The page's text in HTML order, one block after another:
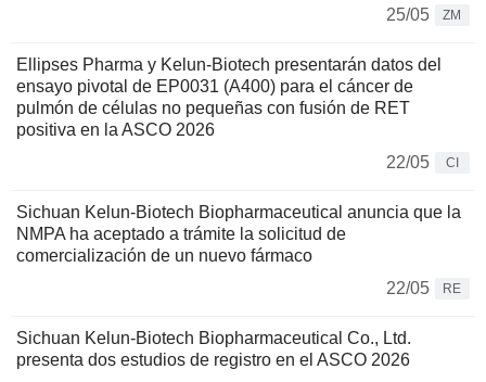
25/05
ZM
Ellipses Pharma y Kelun-Biotech presentarán datos del
ensayo pivotal de EP0031 (A400) para el cáncer de
pulmón de células no pequeñas con fusión de RET
positiva en la ASCO 2026
22/05
CI
Sichuan Kelun-Biotech Biopharmaceutical anuncia que la
NMPA ha aceptado a trámite la solicitud de
comercialización de un nuevo fármaco
22/05
RE
Sichuan Kelun-Biotech Biopharmaceutical Co., Ltd.
presenta dos estudios de registro en el ASCO 2026